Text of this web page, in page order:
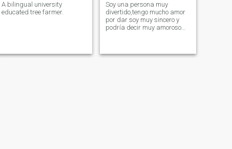
A bilingual university
educated tree farmer.
Soy una persona muy
divertido,tengo mucho amor
por dar soy muy sincero y
podría decir muy amoroso